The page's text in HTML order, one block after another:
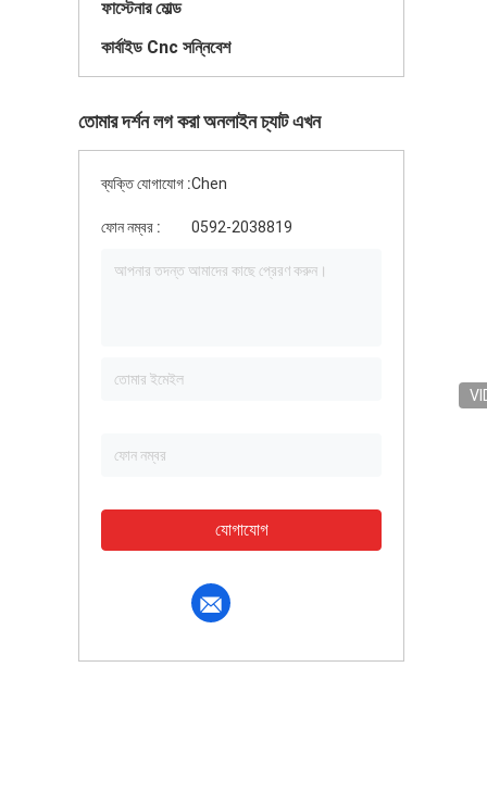
ফাস্টেনার মোল্ড
কার্বাইড Cnc সন্নিবেশ
তোমার দর্শন লগ করা অনলাইন চ্যাট এখন
ব্যক্তি যোগাযোগ :Chen
ফোন নম্বর : 0592-2038819
যোগাযোগ